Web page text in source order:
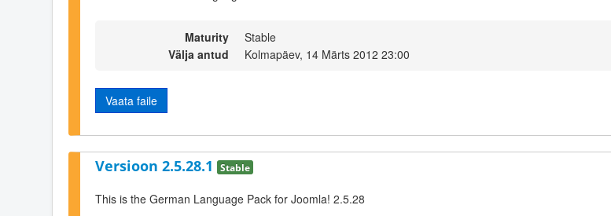
Maturity
Stable
Välja antud
Kolmapäev, 14 Märts 2012 23:00
Vaata faile
Versioon 2.5.28.1 Stable
This is the German Language Pack for Joomla! 2.5.28